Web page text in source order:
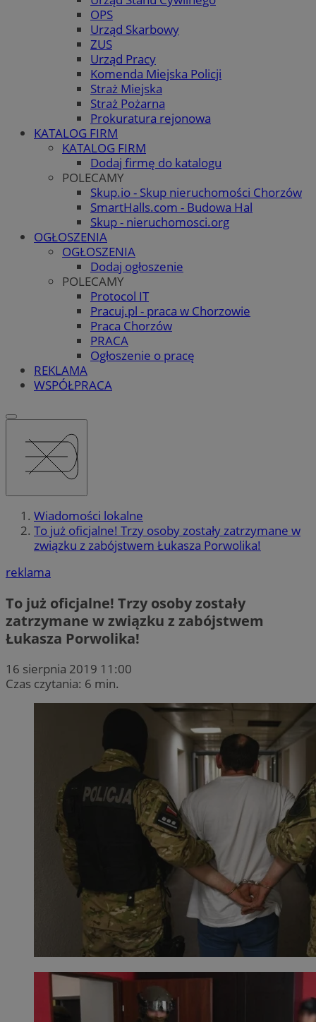
OPS
Urząd Skarbowy
ZUS
Urząd Pracy
Komenda Miejska Policji
Straż Miejska
Straż Pożarna
Prokuratura rejonowa
KATALOG FIRM
KATALOG FIRM
Dodaj firmę do katalogu
POLECAMY
Skup.io - Skup nieruchomości Chorzów
SmartHalls.com - Budowa Hal
Skup - nieruchomosci.org
OGŁOSZENIA
OGŁOSZENIA
Dodaj ogłoszenie
POLECAMY
Protocol IT
Pracuj.pl - praca w Chorzowie
Praca Chorzów
PRACA
Ogłoszenie o pracę
REKLAMA
WSPÓŁPRACA
Wiadomości lokalne
To już oficjalne! Trzy osoby zostały zatrzymane w
związku z zabójstwem Łukasza Porwolika!
reklama
To już oficjalne! Trzy osoby zostały
zatrzymane w związku z zabójstwem
Łukasza Porwolika!
16 sierpnia 2019 11:00
Czas czytania: 6 min.